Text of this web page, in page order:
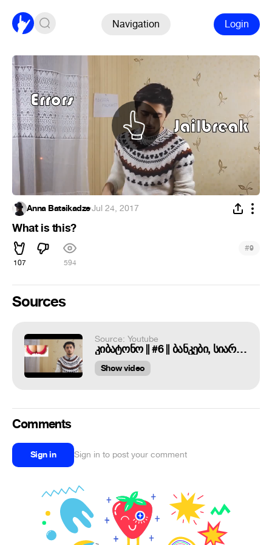
Navigation Login
Anna Batsikadze·Jul 24, 2017
What is this?
107 594
#9
Sources
Source: Youtube
კიბატონო || #6 || ბანკები, სიარული, აიფოუნი
Show video
Comments
Sign in Sign in to post your comment